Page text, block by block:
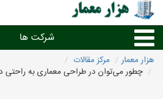
شرکت ها
طراحی داخلی و
هزار معمار
مرکز مقالات
چطور می‌توان در طراحی معماری به راحتی